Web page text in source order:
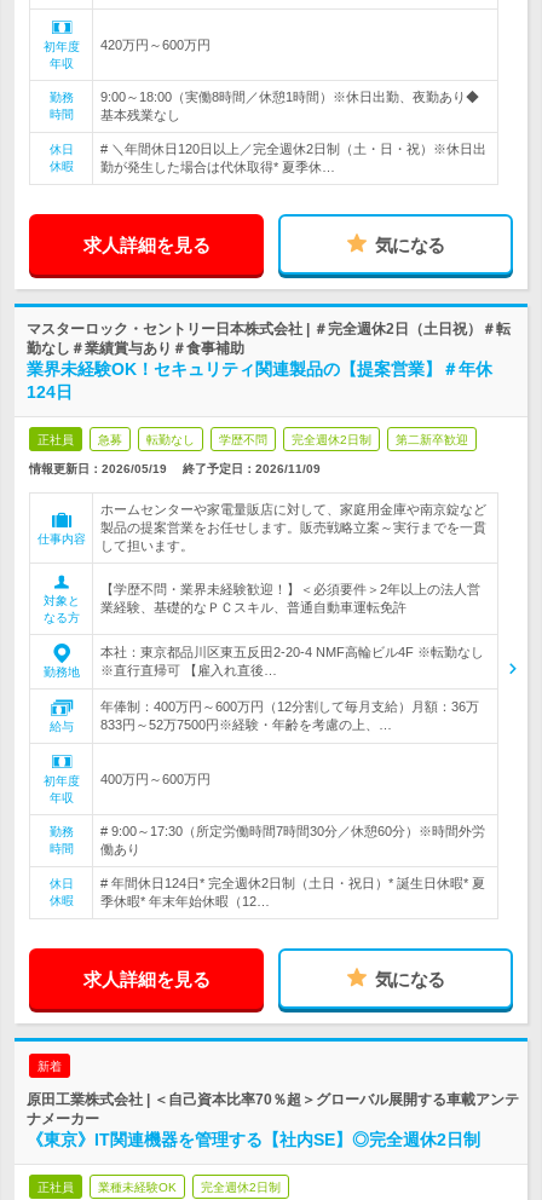
初年度
年収
420万円～600万円
勤務
時間
9:00～18:00（実働8時間／休憩1時間）※休日出勤、夜勤あり◆
基本残業なし
休日
休暇
# ＼年間休日120日以上／完全週休2日制（土・日・祝）※休日出
勤が発生した場合は代休取得* 夏季休…
求人詳細を見る 気になる
マスターロック・セントリー日本株式会社 | ＃完全週休2日（土日祝）＃転
勤なし＃業績賞与あり＃食事補助
業界未経験OK！セキュリティ関連製品の【提案営業】＃年休
124日
正社員 急募 転勤なし 学歴不問 完全週休2日制 第二新卒歓迎
情報更新日：2026/05/19 終了予定日： 2026/11/09
仕事内容
ホームセンターや家電量販店に対して、家庭用金庫や南京錠など
製品の提案営業をお任せします。販売戦略立案～実行までを一貫
して担います。
対象と
なる方
【学歴不問・業界未経験歓迎！】＜必須要件＞2年以上の法人営
業経験、基礎的なＰＣスキル、普通自動車運転免許
勤務地
本社：東京都品川区東五反田2-20-4 NMF高輪ビル4F ※転勤なし
※直行直帰可 【雇入れ直後…
給与
年俸制：400万円～600万円（12分割して毎月支給）月額：36万
833円～52万7500円※経験・年齢を考慮の上、…
初年度
年収
400万円～600万円
勤務
時間
# 9:00～17:30（所定労働時間7時間30分／休憩60分）※時間外労
働あり
休日
休暇
# 年間休日124日* 完全週休2日制（土日・祝日）* 誕生日休暇* 夏
季休暇* 年末年始休暇（12…
求人詳細を見る 気になる
新着
原田工業株式会社 | ＜自己資本比率70％超＞グローバル展開する車載アンテ
ナメーカー
《東京》IT関連機器を管理する【社内SE】◎完全週休2日制
正社員 業種未経験OK 完全週休2日制